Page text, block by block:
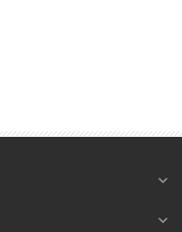
expand_more
expand_more